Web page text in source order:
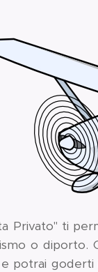
Privato" ti
o diporto.
potrai goderti